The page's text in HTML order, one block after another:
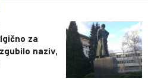
4
za
naziv,